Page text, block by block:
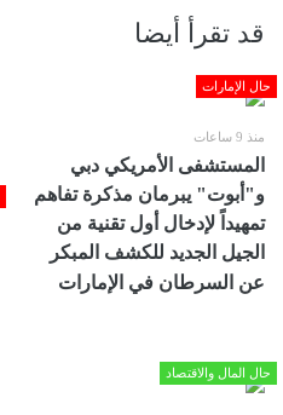
قد تقرأ أيضا
حال الإمارات
منذ 9 ساعات
المستشفى الأمريكي دبي
و"أبوت" يبرمان مذكرة تفاهم
تمهيداً لإدخال أول تقنية من
الجيل الجديد للكشف المبكر
عن السرطان في الإمارات
حال المال والاقتصاد